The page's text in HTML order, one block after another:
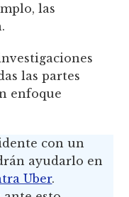
las
las partes
enfoque
con un
ayudarlo en
Uber.